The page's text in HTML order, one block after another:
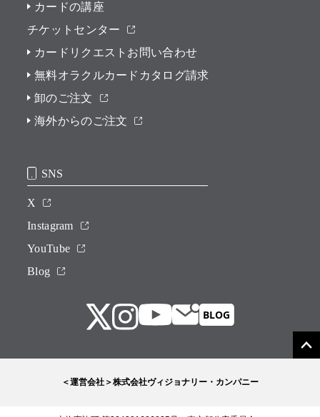
カードの講座
チケットセンター
カードリクエストお問い合わせ
無料オラクルカードカタログ請求
卸のご注文
海外からのご注文
SNS
X
Instagram
YouTube
Blog
＜運営会社＞株式会社ヴィジョナリー・カンパニー